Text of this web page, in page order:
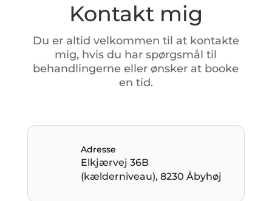
Kontakt mig
Du er altid velkommen til at kontakte
mig, hvisdu harspørgsmåltil
behandlingerneellerønsker at booke
en tid.
Adresse
Elkjærvej 36B
(kælderniveau), 8230 Åbyhøj